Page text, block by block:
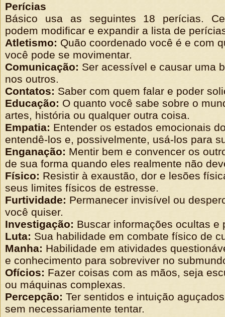
Perícias
Básico usa as seguintes 18 perícias.
podem modificar e expandir a lista de
Atletismo: Quão coordenado você é e com
você pode se movimentar.
Comunicação: Ser acessível e causar uma
nos outros.
Contatos: Saber com quem falar e poder
Educação: O quanto você sabe sobre o
artes, história ou qualquer outra coisa.
Empatia: Entender os estados emocionais
entendê-los e, possivelmente, usá-los para
Enganação: Mentir bem e convencer os
de sua forma quando eles realmente não
Físico: Resistir à exaustão, dor e lesões
seus limites físicos de estresse.
Furtividade: Permanecer invisível ou
você quiser.
Investigação: Buscar informações ocultas e
Luta: Sua habilidade em combate físico de
Manha: Habilidade em atividades
e conhecimento para sobreviver no
Ofícios: Fazer coisas com as mãos, seja
ou máquinas complexas.
Percepção: Ter sentidos e intuição
sem necessariamente tentar.